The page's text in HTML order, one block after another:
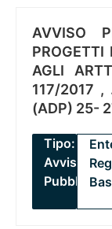
AVVISO
PROGETTI
AGLI
117/2017 ,
(ADP) 25-
Tipo:
Avviso
Pubblico